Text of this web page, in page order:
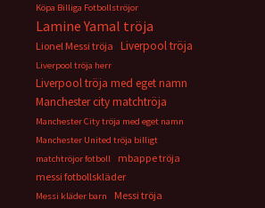
Köpa Billiga Fotbollströjor
Lamine Yamal tröja
Lionel Messi tröja Liverpool tröja
Liverpool tröja herr
Liverpool tröja med eget namn
Manchester city matchtröja
Manchester City tröja med eget namn
Manchester United tröja billigt
matchtröjor fotboll
mbappe tröja
messi fotbollskläder
Messi kläder barn Messi tröja